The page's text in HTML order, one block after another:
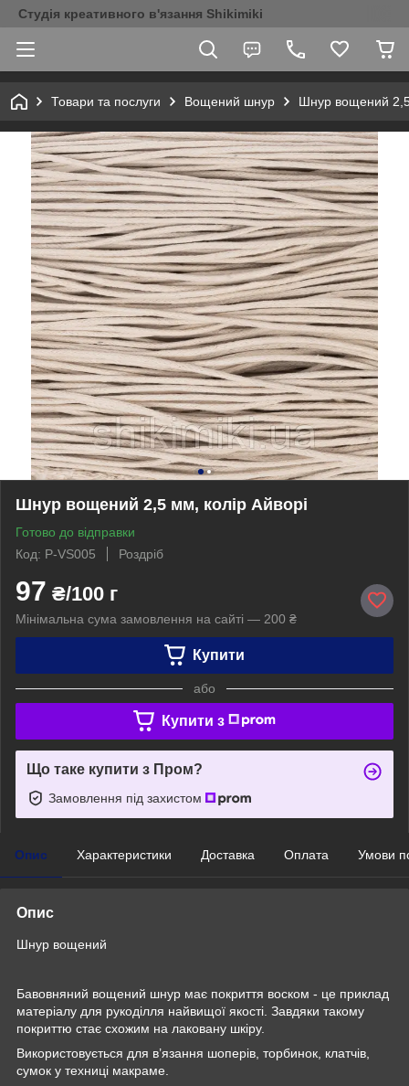
Студія креативного в'язання Shikimiki
Товари та послуги Вощений шнур Шнур вощений
Шнур вощений 2,5 мм, колір Айворі
Готово до відправки
Код: P-VS005
Роздріб
97 ₴/100 г
Мінімальна сума замовлення на сайті — 200 ₴
Купити
або
Купити з
Що таке купити з Пром?
Замовлення під захистом
Опис Характеристики Доставка Оплата Умови
Опис
Шнур вощений
Бавовняний вощений шнур має покриття воском - це приклад
матеріалу для рукоділля найвищої якості. Завдяки такому
покриттю стає схожим на лаковану шкіру.
Використовується для в’язання шоперів, торбинок, клатчів,
сумок у техниці макраме.